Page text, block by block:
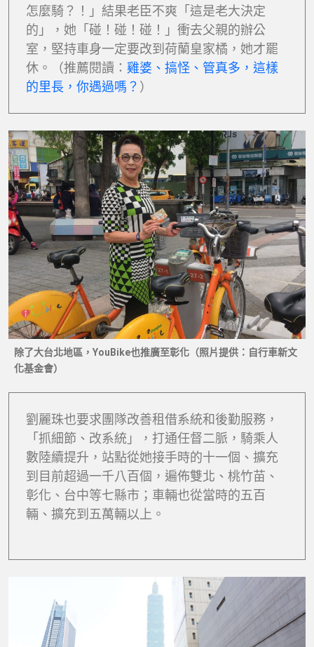
怎麼騎？！」結果老臣不爽「這是老大決定
的」，她「碰！碰！碰！」衝去父親的辦公
室，堅持車身一定要改到荷蘭皇家橘，她才罷
休。（推薦閱讀： 雞婆、搞怪、管真多，這樣
的里長，你遇過嗎？ ）
除了大台北地區，YouBike也推廣至彰化（照片提供：自行車新文
化基金會）
劉麗珠也要求團隊改善租借系統和後勤服務，
「抓細節、改系統」，打通任督二脈，騎乘人
數陸續提升，站點從她接手時的十一個、擴充
到目前超過一千八百個，遍佈雙北、桃竹苗、
彰化、台中等七縣市；車輛也從當時的五百
輛、擴充到五萬輛以上。